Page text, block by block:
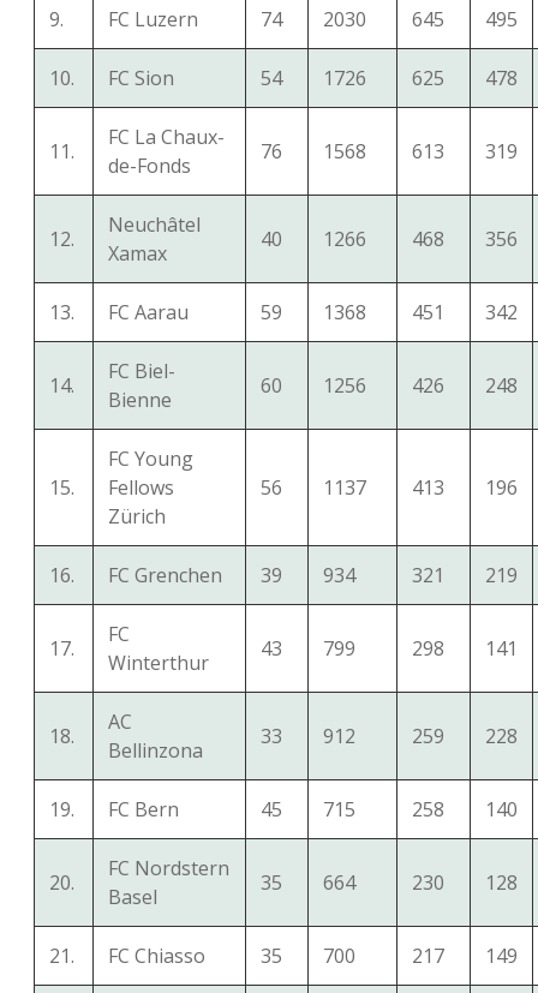
9. FC Luzern 74 2030 645 495
10. FC Sion 54 1726 625 478
11.
FC La Chaux-
de-Fonds
76 1568 613 319
12.
Neuchâtel
Xamax
40 1266 468 356
13. FC Aarau 59 1368 451 342
14.
FC Biel-
Bienne
60 1256 426 248
15.
FC Young
Fellows
Zürich
56 1137 413 196
16. FC Grenchen 39 934 321 219
17.
FC
Winterthur
43 799 298 141
18.
AC
Bellinzona
33 912 259 228
19. FC Bern 45 715 258 140
20.
FC Nordstern
Basel
35 664 230 128
21. FC Chiasso 35 700 217 149